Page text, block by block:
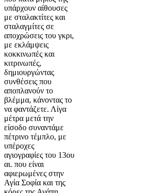
υπάρχουν αίθουσες
με σταλακτίτες και
σταλαγμίτες σε
αποχρώσεις του γκρι,
με εκλάμψεις
κοκκινωπές και
κιτρινωπές,
δημιουργώντας
συνθέσεις που
αποπλανούν το
βλέμμα, κάνοντας το
να φαντάζετε. Λίγα
μέτρα μετά την
είσοδο συναντάμε
πέτρινο τέμπλο, με
υπέροχες
αγιογραφίες του 13ου
αι. που είναι
αφιερωμένες στην
Αγία Σοφία και της